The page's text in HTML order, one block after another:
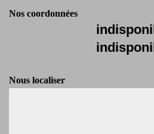
Nos coordonnées
Nous localiser